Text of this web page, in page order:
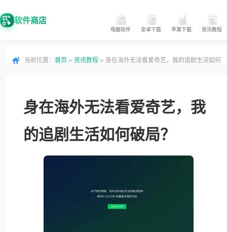
软件商店
电脑软件 安卓下载 苹果下载 资讯教程
当前位置： 首页 > 资讯教程 > 身在海外无法看爱奇艺，我的追剧生活如何
身在海外无法看爱奇艺，我
的追剧生活如何破局？